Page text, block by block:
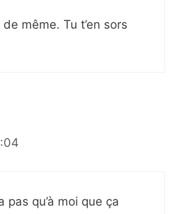
même. Tu t’en sors
pas qu’à moi que ça